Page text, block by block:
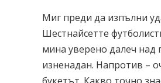
Миг преди да изпълни
Шестнайсетте
мина уверено далеч над
изненадан. Напротив –